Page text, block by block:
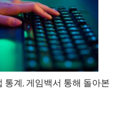
통계, 게임백서 통해 돌아본